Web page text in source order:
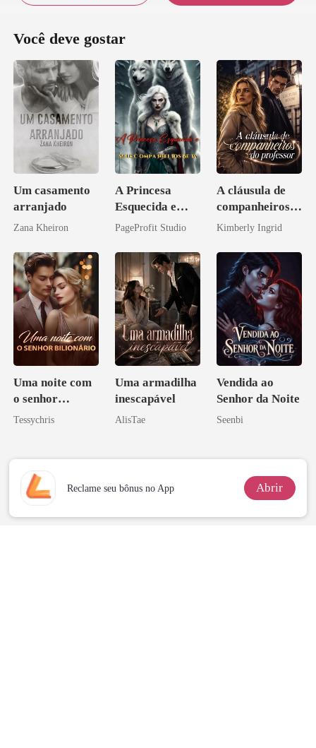
Você deve gostar
Um casamento
arranjado
Zana Kheiron
A Princesa
Esquecida e
Seus
Beta
PageProfit Studio
A cláusula de
companheiros
do professor
Kimberly Ingrid
Uma noite com
o senhor
Bilionário
Tessychris
Uma armadilha
inescapável
AlisTae
Vendida ao
Senhor da Noite
Seenbi
Reclame seu bônus no App Abrir